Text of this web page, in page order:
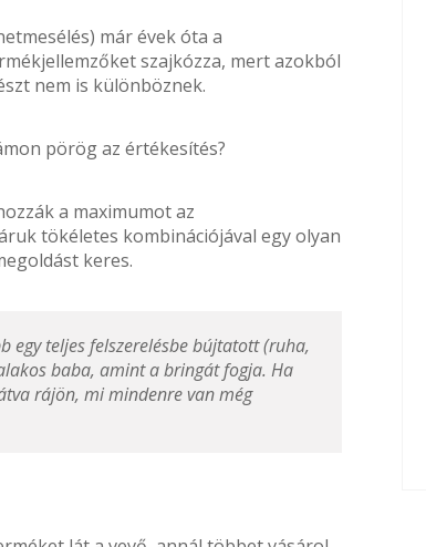
már évek óta a
szajkózza, mert azokból
nem is különböznek.
pörög az értékesítés?
a maximumot az
tökéletes kombinációjával egy olyan
keres.
egy teljes felszerelésbe bújtatott (ruha,
baba, amint a bringát fogja. Ha
rájön, mi mindenre van még